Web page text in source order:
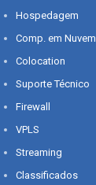
Hospedagem
Comp. em Nuvem
Colocation
Suporte Técnico
Firewall
VPLS
Streaming
Classificados